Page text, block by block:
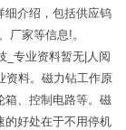
细介绍，包括供应钨
厂家等信息!。
_专业资料暂无|人阅
资料。磁力钻工作原
箱、控制电路等。磁
的好处在于不用停机